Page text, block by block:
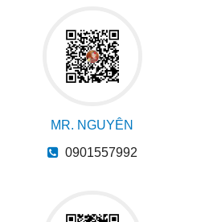
MR. NGUYÊN
0901557992